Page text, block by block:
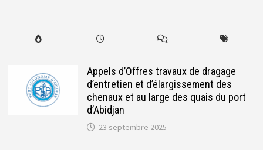
Appels d’Offres travaux de dragage
d’entretien et d’élargissement des
chenaux et au large des quais du port
d’Abidjan
23 septembre 2025